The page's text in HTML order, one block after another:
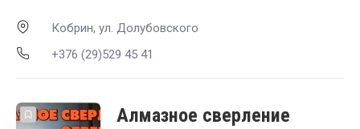
Кобрин, ул. Долубовского
+376 (29)529 45 41
Алмазное сверление